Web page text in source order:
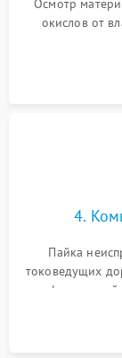
Осмотр
окислов от
4.
Пайка
токоведущих
BIOS